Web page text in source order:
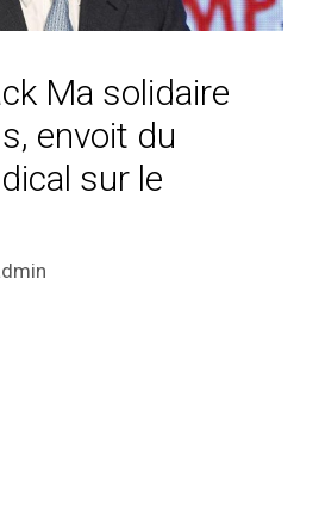
Ma solidaire
envoit du
sur le